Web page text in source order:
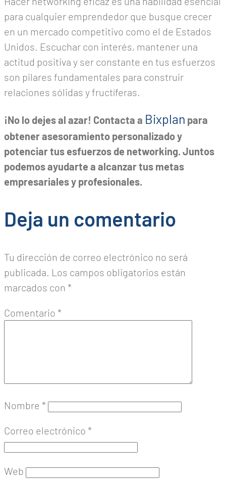
para cualquier emprendedor que busque crecer
en un mercado competitivo como el de Estados
Unidos. Escuchar con interés, mantener una
actitud positiva y ser constante en tus esfuerzos
son pilares fundamentales para construir
relaciones sólidas y fructíferas.
¡No lo dejes al azar! Contacta a Bixplan para
obtener asesoramiento personalizado y
potenciar tus esfuerzos de networking. Juntos
podemos ayudarte a alcanzar tus metas
empresariales y profesionales.
Deja un comentario
Tu dirección de correo electrónico no será
publicada. Los campos obligatorios están
marcados con *
Comentario *
Nombre *
Correo electrónico *
Web